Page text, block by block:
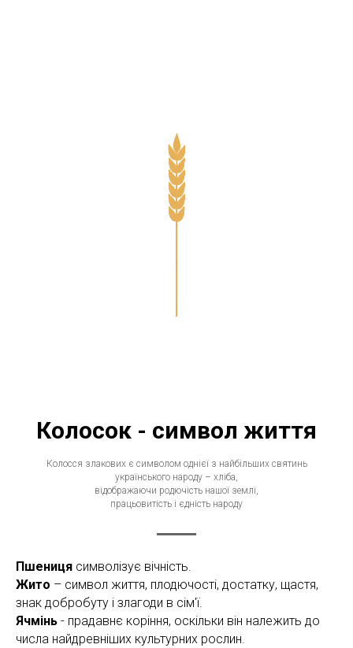
Колосок - символ життя
Колосся злакових є символом однієї з найбільших святинь
українського народу – хліба,
відображаючи родючість нашої землі,
працьовитість і єдність народу
Пшениця символізує вічність.
Жито – символ життя, плодючості, достатку, щастя,
знак добробуту і злагоди в сім'ї.
Ячмінь - прадавнє коріння, оскільки він належить до
числа найдревніших культурних рослин.